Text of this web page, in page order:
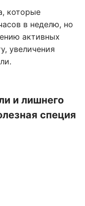
которые
в неделю, но
активных
увеличения
и лишнего
специя